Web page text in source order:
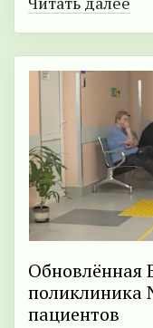
Обновлённая
поликлиника
пациентов